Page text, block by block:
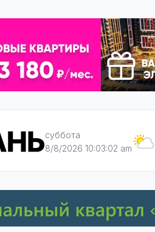
суббота
8/8/2026 10:03:03 am